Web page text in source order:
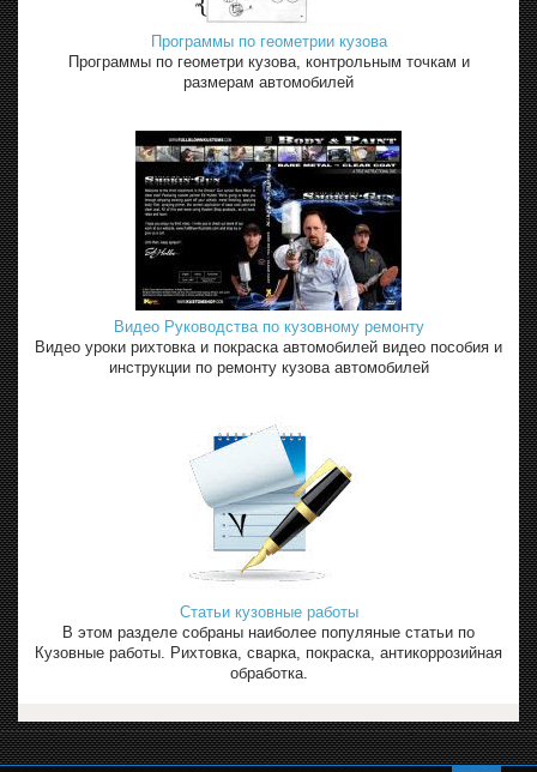
Программы по геометрии кузова
Программы по геометри кузова, контрольным точкам и
размерам автомобилей
Видео Руководства по кузовному ремонту
Видео уроки рихтовка и покраска автомобилей видео пособия и
инструкции по ремонту кузова автомобилей
Статьи кузовные работы
В этом разделе собраны наиболее популяные статьи по
Кузовные работы. Рихтовка, сварка, покраска, антикоррозийная
обработка.